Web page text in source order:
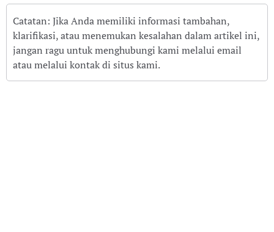
Catatan: Jika Anda memiliki informasi tambahan,
klarifikasi, atau menemukan kesalahan dalam artikel ini,
jangan ragu untuk menghubungi kami melalui email
atau melalui kontak di situs kami.